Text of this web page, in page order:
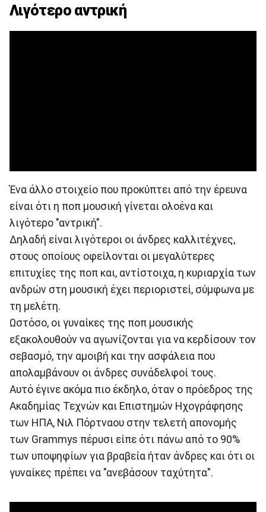
Λιγότερο αντρική
Ένα άλλο στοιχείο που προκύπτει από την έρευνα
είναι ότι η ποπ μουσική γίνεται ολοένα και
λιγότερο "αντρική".
Δηλαδή είναι λιγότεροι οι άνδρες καλλιτέχνες,
στους οποίους οφείλονται οι μεγαλύτερες
επιτυχίες της ποπ και, αντίστοιχα, η κυριαρχία των
ανδρών στη μουσική έχει περιοριστεί, σύμφωνα με
τη μελέτη.
Ωστόσο, οι γυναίκες της ποπ μουσικής
εξακολουθούν να αγωνίζονται για να κερδίσουν τον
σεβασμό, την αμοιβή και την ασφάλεια που
απολαμβάνουν οι άνδρες συνάδελφοί τους.
Αυτό έγινε ακόμα πιο έκδηλο, όταν ο πρόεδρος της
Ακαδημίας Τεχνών και Επιστημών Ηχογράφησης
των ΗΠΑ, Νιλ Πόρτναου στην τελετή απονομής
των Grammys πέρυσι είπε ότι πάνω από το 90%
των υποψηφίων για βραβεία ήταν άνδρες και ότι οι
γυναίκες πρέπει να "ανεβάσουν ταχύτητα".